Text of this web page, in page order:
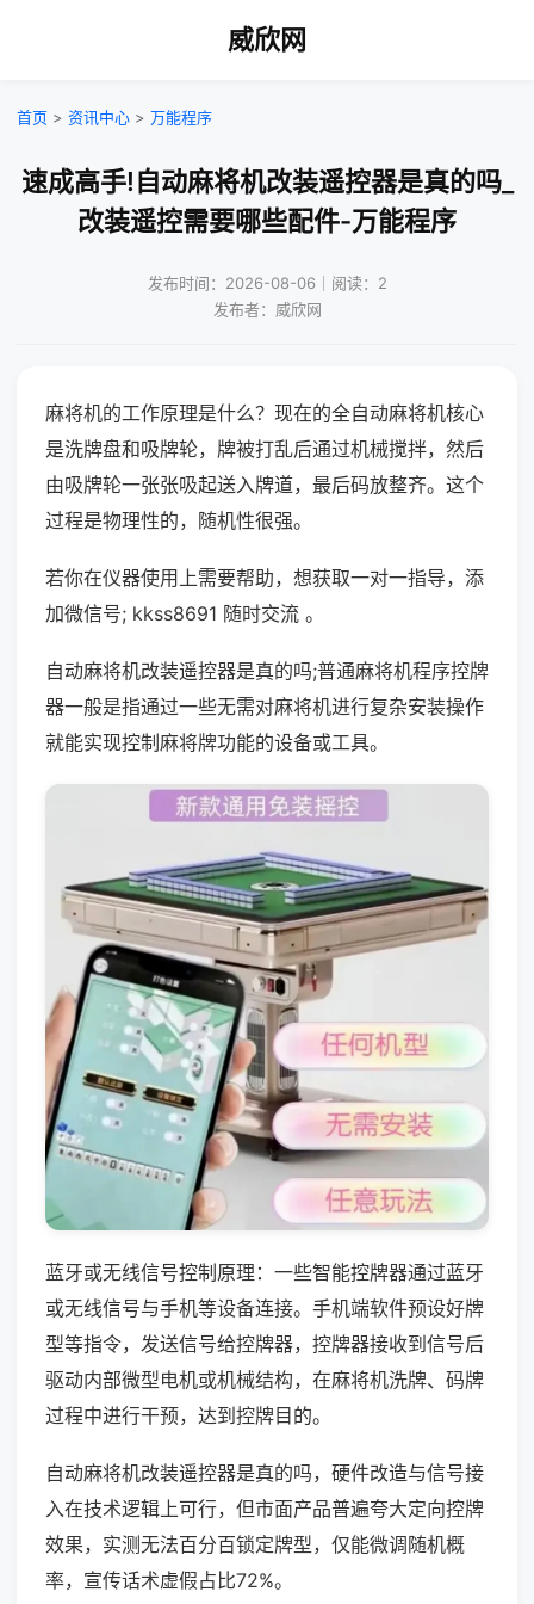
威欣网
首页 > 资讯中心 > 万能程序
速成高手!自动麻将机改装遥控器是真的吗_
改装遥控需要哪些配件-万能程序
发布时间：2026-08-06｜阅读：2
发布者：威欣网
麻将机的工作原理是什么？现在的全自动麻将机核心
是洗牌盘和吸牌轮，牌被打乱后通过机械搅拌，然后
由吸牌轮一张张吸起送入牌道，最后码放整齐。这个
过程是物理性的，随机性很强。
若你在仪器使用上需要帮助，想获取一对一指导，添
加微信号; kkss8691 随时交流 。
自动麻将机改装遥控器是真的吗;普通麻将机程序控牌
器一般是指通过一些无需对麻将机进行复杂安装操作
就能实现控制麻将牌功能的设备或工具。
蓝牙或无线信号控制原理：一些智能控牌器通过蓝牙
或无线信号与手机等设备连接。手机端软件预设好牌
型等指令，发送信号给控牌器，控牌器接收到信号后
驱动内部微型电机或机械结构，在麻将机洗牌、码牌
过程中进行干预，达到控牌目的。
自动麻将机改装遥控器是真的吗，硬件改造与信号接
入在技术逻辑上可行，但市面产品普遍夸大定向控牌
效果，实测无法百分百锁定牌型，仅能微调随机概
率，宣传话术虚假占比72%。